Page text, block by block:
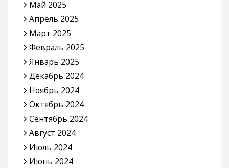
Май 2025
Апрель 2025
Март 2025
Февраль 2025
Январь 2025
Декабрь 2024
Ноябрь 2024
Октябрь 2024
Сентябрь 2024
Август 2024
Июль 2024
Июнь 2024